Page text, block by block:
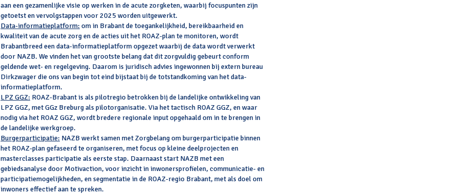
aan een gezamenlijke visie op werken in de acute zorgketen, waarbij focuspunten zijn
getoetst en vervolgstappen voor 2025 worden uitgewerkt.
Data-informatieplatform: om in Brabant de toegankelijkheid, bereikbaarheid en
kwaliteit van de acute zorg en de acties uit het ROAZ-plan te monitoren, wordt
Brabantbreed een data-informatieplatform opgezet waarbij de data wordt verwerkt
door NAZB. We vinden het van grootste belang dat dit zorgvuldig gebeurt conform
geldende wet- en regelgeving. Daarom is juridisch advies ingewonnen bij extern bureau
Dirkzwager die ons van begin tot eind bijstaat bij de totstandkoming van het data-
informatieplatform.
LPZ GGZ: ROAZ-Brabant is als pilotregio betrokken bij de landelijke ontwikkeling van
LPZ GGZ, met GGz Breburg als pilotorganisatie. Via het tactisch ROAZ GGZ, en waar
nodig via het ROAZ GGZ, wordt bredere regionale input opgehaald om in te brengen in
de landelijke werkgroep.
Burgerparticipatie: NAZB werkt samen met Zorgbelang om burgerparticipatie binnen
het ROAZ-plan gefaseerd te organiseren, met focus op kleine deelprojecten en
masterclasses participatie als eerste stap. Daarnaast start NAZB met een
gebiedsanalyse door Motivaction, voor inzicht in inwonersprofielen, communicatie- en
participatiemogelijkheden, en segmentatie in de ROAZ-regio Brabant, met als doel om
inwoners effectief aan te spreken.